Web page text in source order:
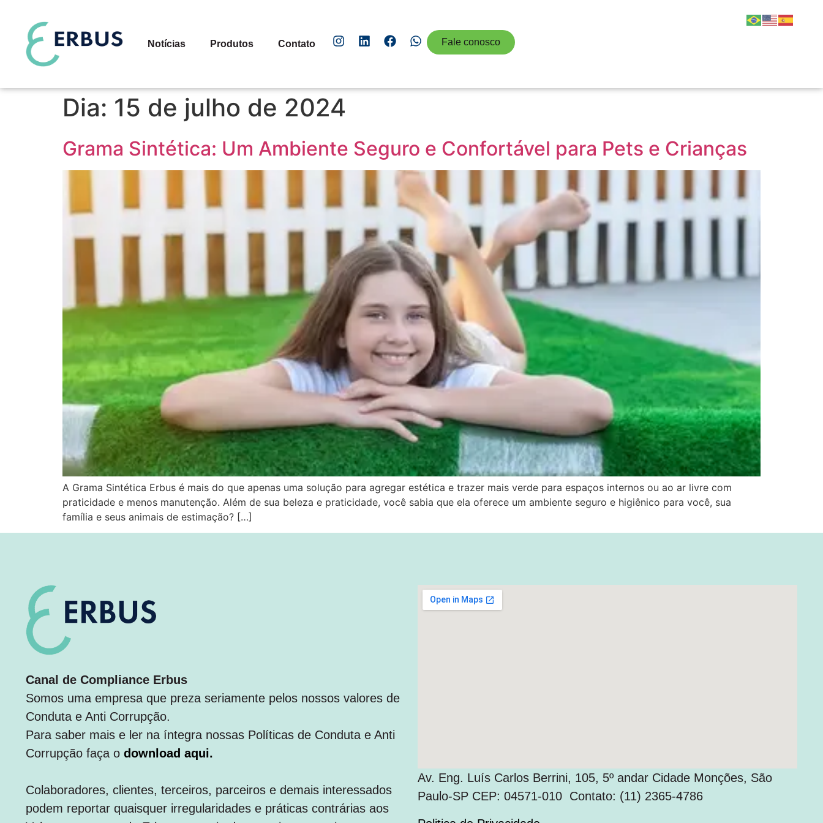
Notícias Produtos Contato Fale conosco
Dia: 15 de julho de 2024
Grama Sintética: Um Ambiente Seguro e Confortável para Pets e Crianças
A Grama Sintética Erbus é mais do que apenas uma solução para agregar estética e trazer mais verde para espaços internos ou ao ar livre com
praticidade e menos manutenção. Além de sua beleza e praticidade, você sabia que ela oferece um ambiente seguro e higiênico para você, sua
família e seus animais de estimação? […]
Canal de Compliance Erbus
Somos uma empresa que preza seriamente pelos nossos valores de
Conduta e Anti Corrupção.
Para saber mais e ler na íntegra nossas Políticas de Conduta e Anti
Corrupção faça o download aqui.
Colaboradores, clientes, terceiros, parceiros e demais interessados
podem reportar quaisquer irregularidades e práticas contrárias aos
Av. Eng. Luís Carlos Berrini, 105, 5º andar Cidade Monções, São
Paulo-SP CEP: 04571-010 Contato: (11) 2365-4786